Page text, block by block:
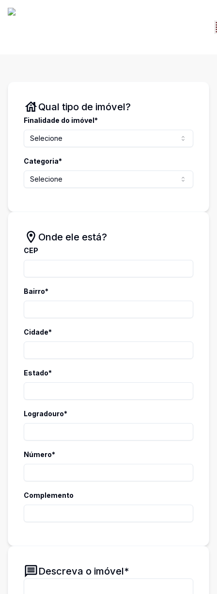
Qual tipo de imóvel?
Finalidade do imóvel*
Selecione
Categoria*
Selecione
Onde ele está?
CEP
Bairro*
Cidade*
Estado*
Logradouro*
Número*
Complemento
Descreva o imóvel*